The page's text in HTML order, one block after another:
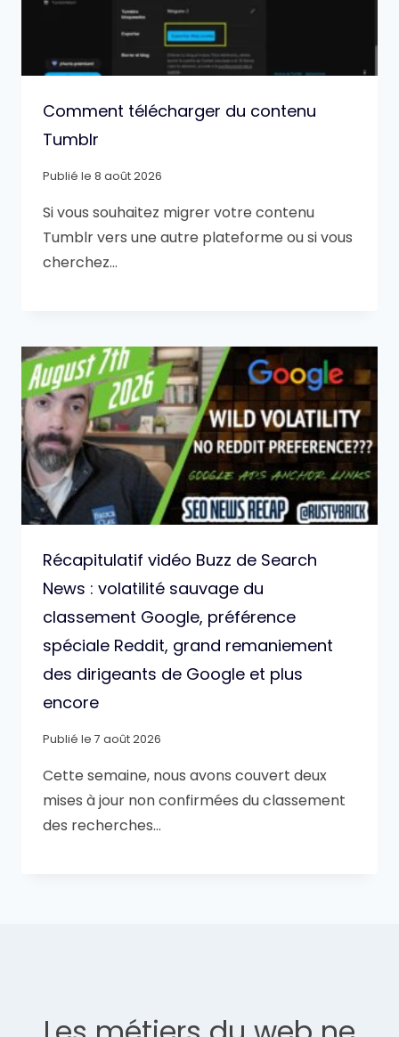
Comment télécharger du contenu
Tumblr
Publié le 8 août 2026
Si vous souhaitez migrer votre contenu
Tumblr vers une autre plateforme ou si vous
cherchez…
Récapitulatif vidéo Buzz de Search
News : volatilité sauvage du
classement Google, préférence
spéciale Reddit, grand remaniement
des dirigeants de Google et plus
encore
Publié le 7 août 2026
Cette semaine, nous avons couvert deux
mises à jour non confirmées du classement
des recherches…